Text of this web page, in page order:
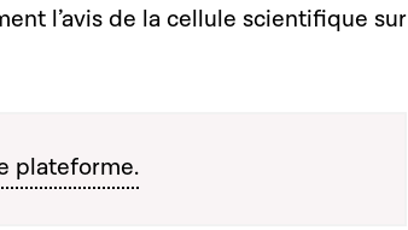
l’avis de la cellule scientifique sur
plateforme.